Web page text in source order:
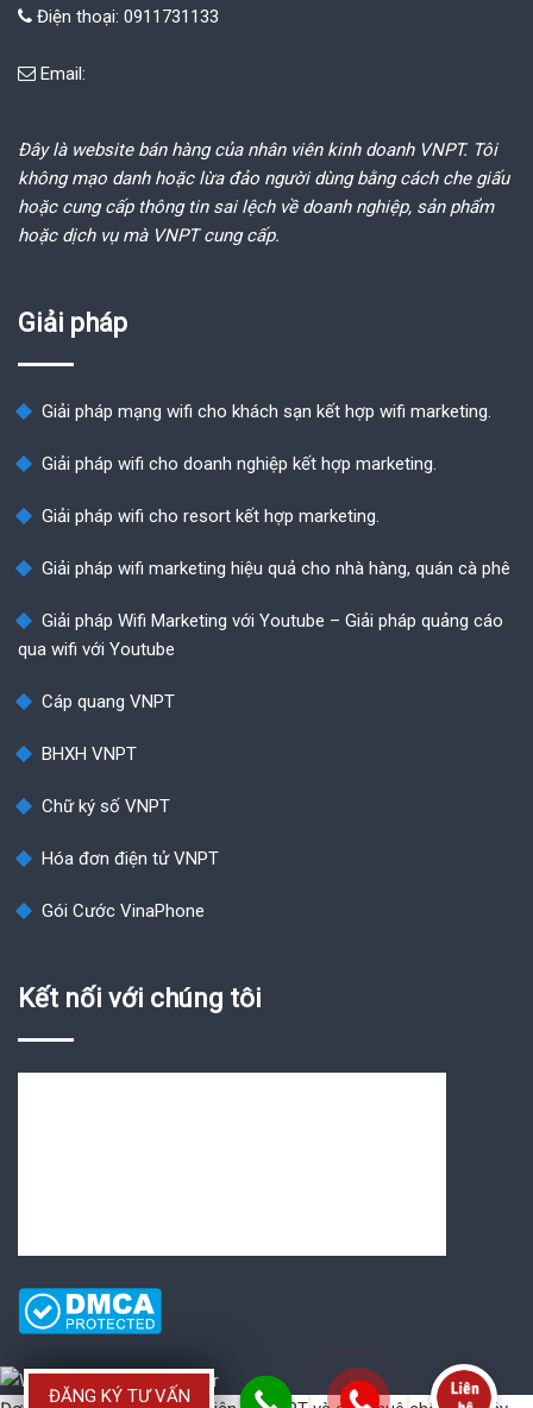
Điện thoại: 0911731133
Email:
ĐĂNG KÝ TƯ VẤN
Đây là website bán hàng của nhân viên kinh doanh VNPT. Tôi
không mạo danh hoặc lừa đảo người dùng bằng cách che giấu
hoặc cung cấp thông tin sai lệch về doanh nghiệp, sản phẩm
hoặc dịch vụ mà VNPT cung cấp.
Giải pháp
Giải pháp mạng wifi cho khách sạn kết hợp wifi marketing.
Giải pháp wifi cho doanh nghiệp kết hợp marketing.
Giải pháp wifi cho resort kết hợp marketing.
Giải pháp wifi marketing hiệu quả cho nhà hàng, quán cà phê
Giải pháp Wifi Marketing với Youtube – Giải pháp quảng cáo
qua wifi với Youtube
Cáp quang VNPT
BHXH VNPT
Chữ ký số VNPT
Hóa đơn điện tử VNPT
Gói Cước VinaPhone
Kết nối với chúng tôi